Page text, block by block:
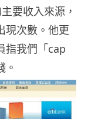
要收入來源，
現次數。他更
指我們「cap
。